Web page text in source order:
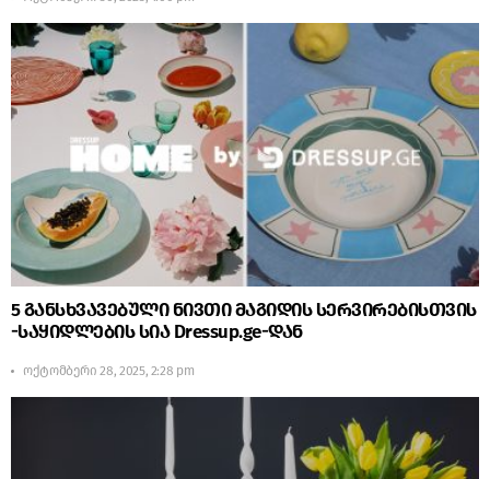
5 განსხვავებული ნივთი მაგიდის სერვირებისთვის
-საყიდლების სია Dressup.ge-დან
ოქტომბერი 28, 2025, 2:28 pm